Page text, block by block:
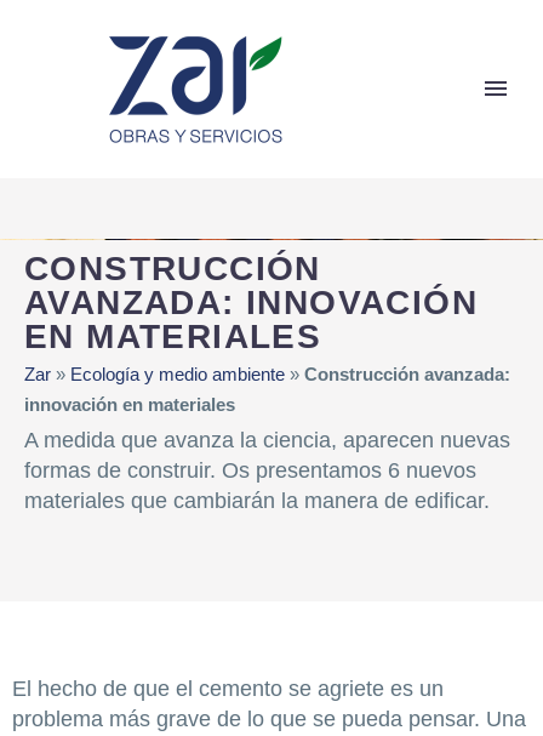
CONSTRUCCIÓN
AVANZADA: INNOVACIÓN
EN MATERIALES
Zar » Ecología y medio ambiente » Construcción avanzada:
innovación en materiales
A medida que avanza la ciencia, aparecen nuevas
formas de construir. Os presentamos 6 nuevos
materiales que cambiarán la manera de edificar.
El hecho de que el cemento se agriete es un
problema más grave de lo que se pueda pensar. Una